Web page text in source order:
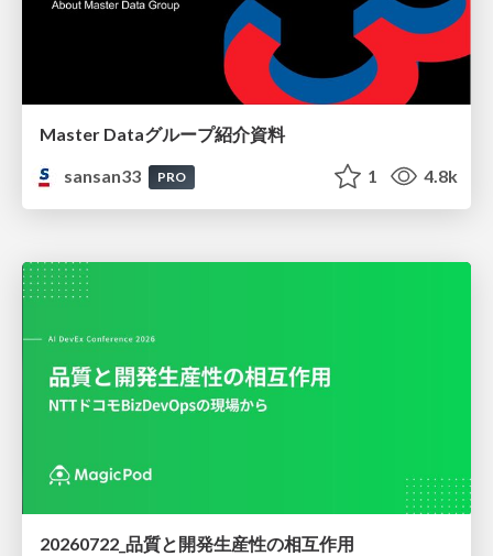
Master Dataグループ紹介資料
sansan33
PRO 1 4.8k
20260722_品質と開発生産性の相互作用